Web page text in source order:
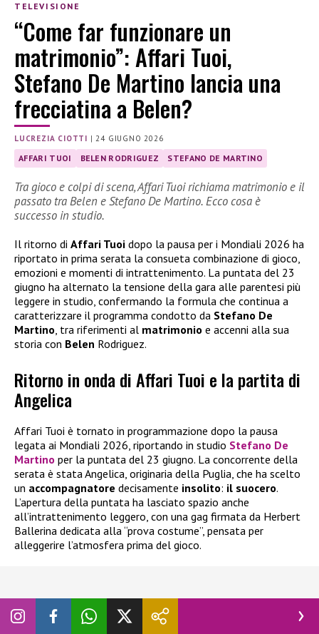
TELEVISIONE
“Come far funzionare un
matrimonio”: Affari Tuoi,
Stefano De Martino lancia una
frecciatina a Belen?
LUCREZIA CIOTTI |24 GIUGNO 2026
AFFARI TUOI BELEN RODRIGUEZ STEFANO DE MARTINO
Tra gioco e colpi di scena, Affari Tuoi richiama matrimonio e il
passato tra Belen e Stefano De Martino. Ecco cosa è
successo in studio.
Il ritorno di Affari Tuoi dopo la pausa per i Mondiali 2026 ha
riportato in prima serata la consueta combinazione di gioco,
emozioni e momenti di intrattenimento. La puntata del 23
giugno ha alternato la tensione della gara alle parentesi più
leggere in studio, confermando la formula che continua a
caratterizzare il programma condotto da Stefano De
Martino , tra riferimenti al matrimonio e accenni alla sua
storia con Belen Rodriguez.
Ritorno in onda di Affari Tuoi e la partita di
Angelica
Affari Tuoi è tornato in programmazione dopo la pausa
legata ai Mondiali 2026, riportando in studio Stefano De
Martino per la puntata del 23 giugno. La concorrente della
serata è stata Angelica, originaria della Puglia, che ha scelto
un accompagnatore decisamente insolito: il suocero.
L’apertura della puntata ha lasciato spazio anche
all’intrattenimento leggero, con una gag firmata da Herbert
Ballerina dedicata alla “prova costume”, pensata per
alleggerire l’atmosfera prima del gioco.